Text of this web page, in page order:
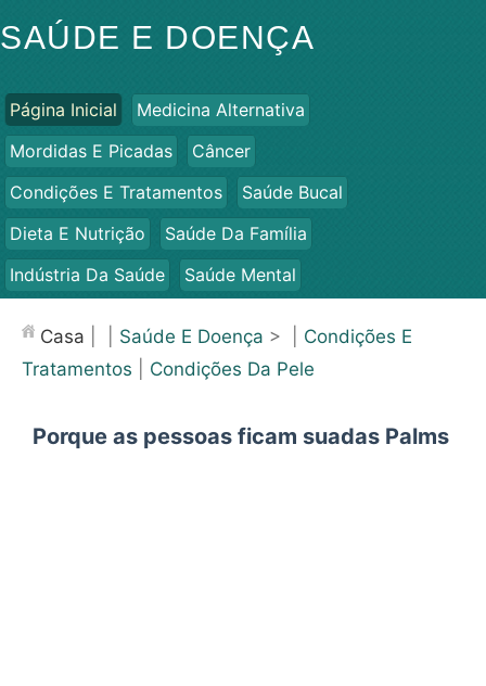
SAÚDE E DOENÇA
Página Inicial
Medicina Alternativa
Mordidas E Picadas
Câncer
Condições E Tratamentos
Saúde Bucal
Dieta E Nutrição
Saúde Da Família
Indústria Da Saúde
Saúde Mental
Saúde
Casa Saúde E Doença > | Condições E
Tratamentos
Condições Da Pele
Porque as pessoas ficam suadas Palms